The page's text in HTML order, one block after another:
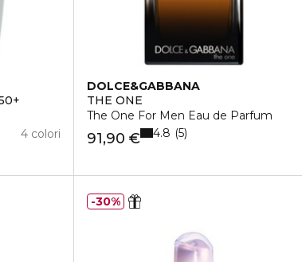
4 colori
DOLCE&GABBANA
THE ONE
The One For Men Eau de Parfum
91,90 € 4.8 5
30%